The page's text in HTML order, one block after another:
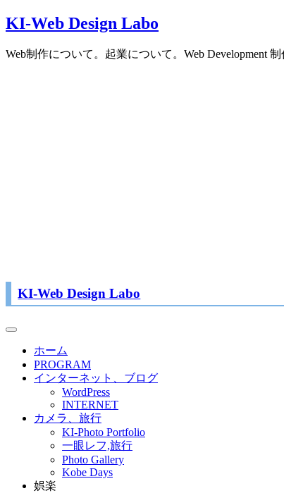
Skip
to
KI-Web Design Labo
Web制作について。起業について。Web Development
KI-Web Design Labo
ホーム
PROGRAM
インターネット、ブログ
WordPress
INTERNET
カメラ、旅行
KI-Photo Portfolio
一眼レフ,旅行
Photo Gallery
Kobe Days
娯楽